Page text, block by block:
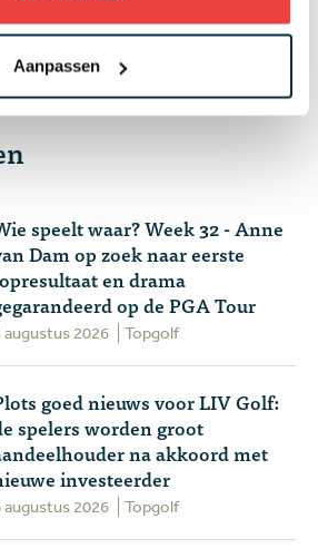
Aanpassen
+ Toon meer
speelt waar? Week 32 - Anne
Dam op zoek naar eerste
en drama
op de PGA Tour
augustus 2026 Topgolf
goed nieuws voor LIV Golf:
spelers worden groot
na akkoord met
investeerder
augustus 2026 Topgolf